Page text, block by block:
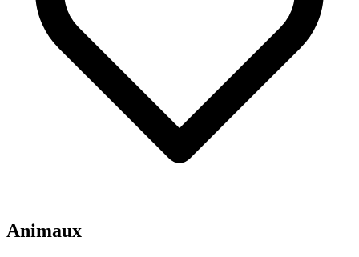
Animaux